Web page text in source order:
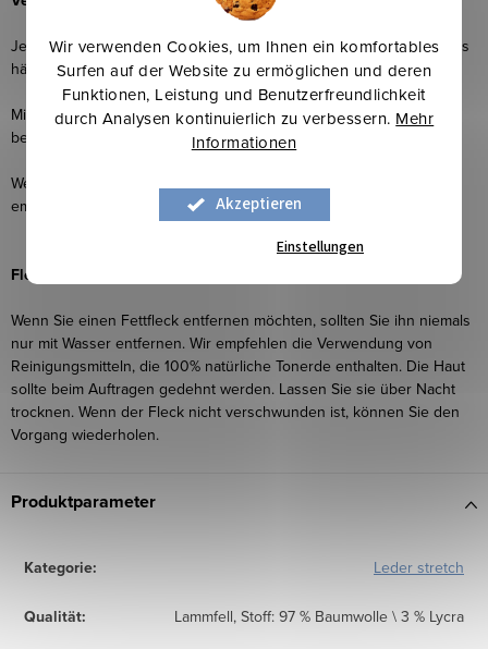
Wir verwenden Cookies, um Ihnen ein komfortables
Surfen auf der Website zu ermöglichen und deren
Funktionen, Leistung und Benutzerfreundlichkeit
durch Analysen kontinuierlich zu verbessern. Mehr
Informationen
Akzeptieren
Einstellungen
Jede Wäsche trägt zum allmählichen Verblassen der Farbe bei. Dies
hängt von der Grundfarbe des Leders ab.
Mit der Zeit und durch Waschen kann das Leder eine Patina
bekommen.
Wenn Sie die höchsten Qualitäten langfristig erhalten wollen,
empfehlen wir Ihnen eine professionelle Lederreinigung.
Fleckenentfernung:
Wenn Sie einen Fettfleck entfernen möchten, sollten Sie ihn niemals
nur mit Wasser entfernen. Wir empfehlen die Verwendung von
Reinigungsmitteln, die 100% natürliche Tonerde enthalten. Die Haut
sollte beim Auftragen gedehnt werden. Lassen Sie sie über Nacht
trocknen. Wenn der Fleck nicht verschwunden ist, können Sie den
Vorgang wiederholen.
Produktparameter
Kategorie: Leder stretch
Qualität: Lammfell, Stoff: 97 % Baumwolle \ 3 % Lycra